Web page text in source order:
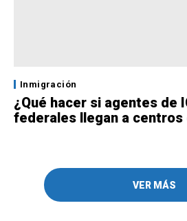
Inmigración
¿Qué hacer si agentes de
federales llegan a centros
VER MÁS